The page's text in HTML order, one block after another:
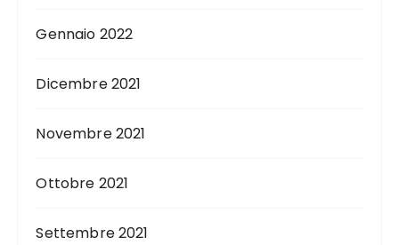
Gennaio 2022
Dicembre 2021
Novembre 2021
Ottobre 2021
Settembre 2021